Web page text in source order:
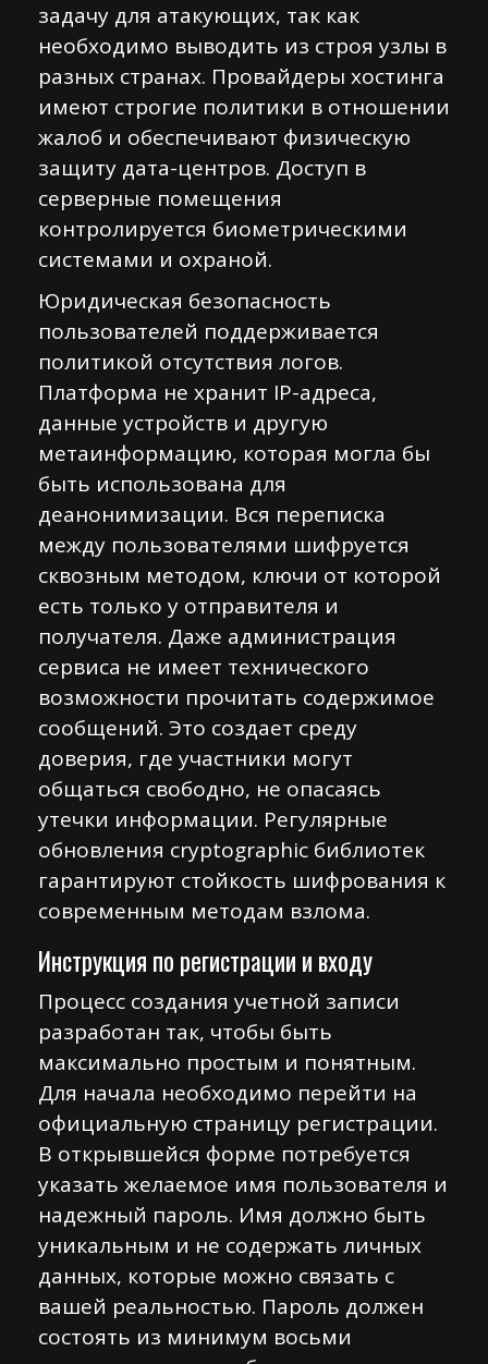
задачу для атакующих, так как
необходимо выводить из строя узлы в
разных странах. Провайдеры хостинга
имеют строгие политики в отношении
жалоб и обеспечивают физическую
защиту дата-центров. Доступ в
серверные помещения
контролируется биометрическими
системами и охраной.
Юридическая безопасность
пользователей поддерживается
политикой отсутствия логов.
Платформа не хранит IP-адреса,
данные устройств и другую
метаинформацию, которая могла бы
быть использована для
деанонимизации. Вся переписка
между пользователями шифруется
сквозным методом, ключи от которой
есть только у отправителя и
получателя. Даже администрация
сервиса не имеет технического
возможности прочитать содержимое
сообщений. Это создает среду
доверия, где участники могут
общаться свободно, не опасаясь
утечки информации. Регулярные
обновления cryptographic библиотек
гарантируют стойкость шифрования к
современным методам взлома.
Инструкция по регистрации и входу
Процесс создания учетной записи
разработан так, чтобы быть
максимально простым и понятным.
Для начала необходимо перейти на
официальную страницу регистрации.
В открывшейся форме потребуется
указать желаемое имя пользователя и
надежный пароль. Имя должно быть
уникальным и не содержать личных
данных, которые можно связать с
вашей реальностью. Пароль должен
состоять из минимум восьми